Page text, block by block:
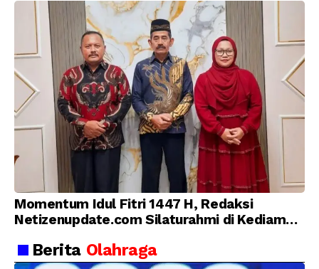
Momentum Idul Fitri 1447 H, Redaksi
Netizenupdate.com Silaturahmi di Kediaman
Berita Olahraga